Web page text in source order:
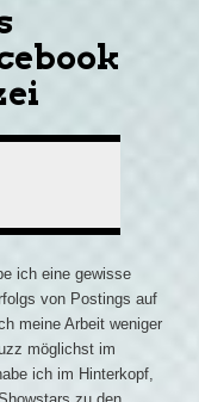
ich eine gewisse
von Postings auf
meine Arbeit weniger
möglichst im
ich im Hinterkopf,